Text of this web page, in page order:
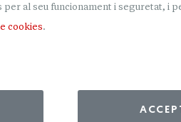
al seu funcionament i seguretat, i
cookies.